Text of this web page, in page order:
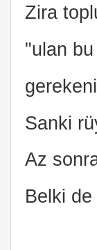
Zira
"ulan
Sanki
Az
Belki de